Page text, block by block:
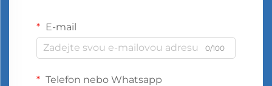
E-mail
0/100
Telefon nebo Whatsapp